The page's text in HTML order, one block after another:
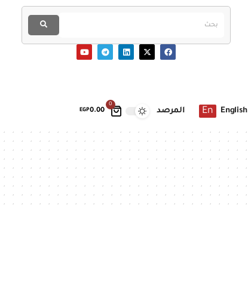
0
EGP0.00 English
En المرصد